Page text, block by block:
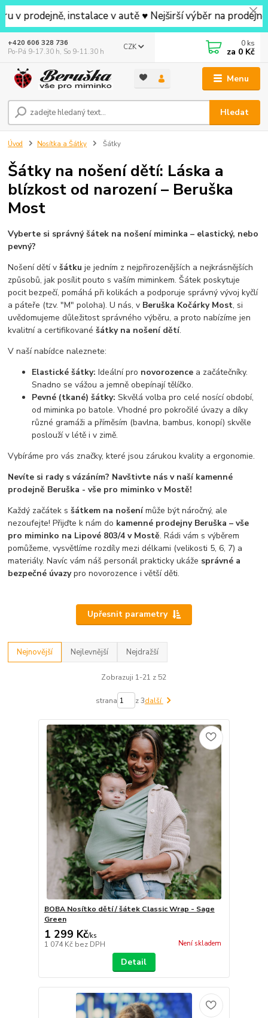
instalace v autě ♥ Nejširší výběr na prodejně v
Menu
CZK
Hledat
+420 606 328 736
Po-Pá 9-17.30 h, So 9-11.30 h
0 ks
za 0 Kč
Úvod Nosítka a Šátky Šátky
Šátky na nošení dětí: Láska a
blízkost od narození – Beruška
Most
Vyberte si správný šátek na nošení miminka – elastický, nebo
pevný?
Nošení dětí všátku je jedním z nejpřirozenějších a nejkrásnějších
způsobů, jak posílit pouto s vaším miminkem. Šátek poskytuje
pocit bezpečí, pomáhá při kolikách a podporuje správný vývoj kyčlí
a páteře (tzv. "M" poloha). U nás, v Beruška Kočárky Most, si
uvědomujeme důležitost správného výběru, a proto nabízíme jen
kvalitní a certifikovanéšátky na nošení dětí.
V naší nabídce naleznete:
Elastické šátky: Ideální pro novorozence a začátečníky.
Snadno se vážou a jemně obepínají tělíčko.
Pevné (tkané) šátky: Skvělá volba pro celé nosící období,
od miminka po batole. Vhodné pro pokročilé úvazy a díky
různé gramáži a příměsím (bavlna, bambus, konopí) skvěle
poslouží v létě i v zimě.
Vybíráme pro vás značky, které jsou zárukou kvality a ergonomie.
Nevíte si rady s vázáním? Navštivte nás v naší kamenné
prodejně Beruška - vše pro miminko v Mostě!
Každý začátek sšátkem na nošenímůže být náročný, ale
nezoufejte! Přijďte k nám do kamenné prodejny Beruška – vše
pro miminko na Lipové 803/4 v Mostě. Rádi vám s výběrem
pomůžeme, vysvětlíme rozdíly mezi délkami (velikosti 5, 6, 7) a
materiály. Navíc vám náš personál prakticky ukáže správné a
bezpečné úvazypro novorozence i větší děti.
Upřesnit parametry
Nejnovější Nejlevnější Nejdražší
Zobrazuji 1-21 z 52
strana z 3další
BOBA Nosítko dětí / šátek Classic Wrap - Sage
Green
1 299 Kč/ks
1 074 Kč bez DPH Není skladem
Detail